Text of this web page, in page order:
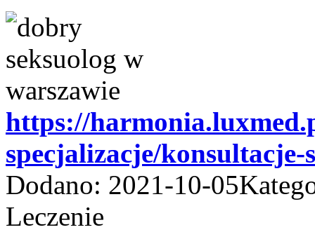
https://
specjalizacje/konsultacje-
Dodano: 2021-10-05
Leczenie